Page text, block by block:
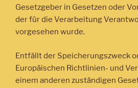
Gesetzgeber in Gesetzen oder
der für die Verarbeitung
vorgesehen wurde.
Entfällt der Speicherungszweck
Europäischen Richtlinien- und
einem anderen zuständigen